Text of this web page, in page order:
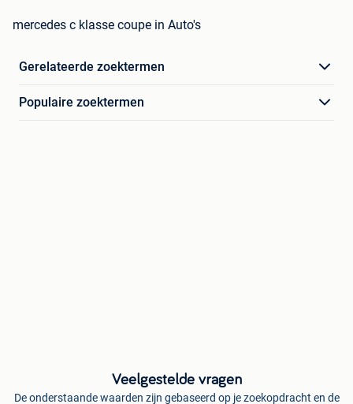
mercedes c klasse coupe in Auto's
Gerelateerde zoektermen
Populaire zoektermen
Veelgestelde vragen
De onderstaande waarden zijn gebaseerd op je zoekopdracht en de